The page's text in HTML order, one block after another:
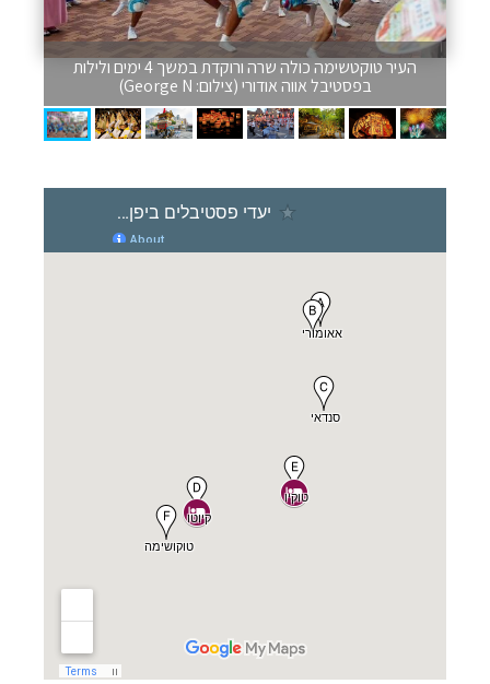
העיר טוקטשימה כולה שרה ורוקדת במשך 4 ימים ולילות
בפסטיבל אווה אודורי (צילום: George N)